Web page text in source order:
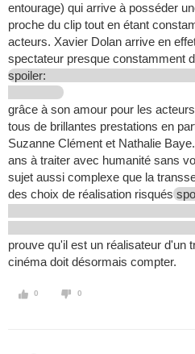
entourage) qui arrive à posséder
proche du clip tout en étant
acteurs. Xavier Dolan arrive en
spectateur presque constamment
spoiler:
grâce à son amour pour les
tous de brillantes prestations en
Suzanne Clément et Nathalie
ans à traiter avec humanité sans
sujet aussi complexe que la
des choix de réalisation risqués
prouve qu'il est un réalisateur d'un
cinéma doit désormais compter.
0 0